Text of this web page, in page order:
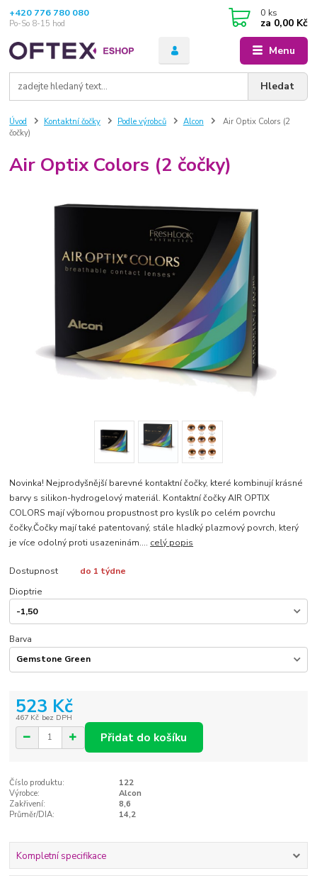
Menu
Hledat
+420 776 780 080
Po-So 8-15 hod
0 ks
za 0,00 Kč
Úvod Kontaktní čočky Podle výrobců Alcon
Air Optix Colors (2
čočky)
Air Optix Colors (2 čočky)
Novinka! Nejprodyšnější barevné kontaktní čočky, které kombinují krásné
barvy s silikon-hydrogelový materiál. Kontaktní čočky AIR OPTIX
COLORS mají výbornou propustnost pro kyslík po celém povrchu
čočky.Čočky mají také patentovaný, stále hladký plazmový povrch, který
je více odolný proti usazeninám.... celý popis
Dostupnost
do 1 týdne
Dioptrie
Barva
523 Kč
467 Kč bez DPH
Přidat do košíku
Číslo produktu:
122
Výrobce:
Alcon
Zakřivení:
8,6
Průměr/DIA:
14,2
Kompletní specifikace